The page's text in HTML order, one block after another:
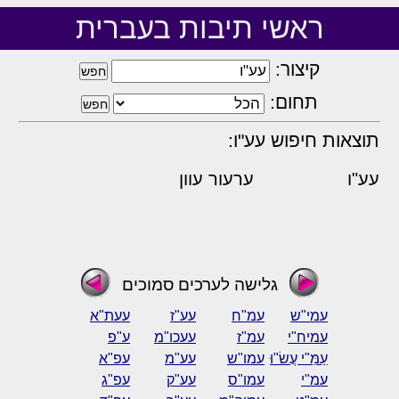
ראשי תיבות בעברית
קיצור:
תחום:
תוצאות חיפוש עע"ו:
עע"ו ערעור עוון
גלישה לערכים סמוכים
עמי"ש עמ"ח עע"ז
עעת"א
עמיח"י
עמ"ז עעכו"מ
ע"פ
עַמִּ"י עֲשׂ"וּ עמו"ש עע"מ
עפ"א
עמ"י
עמו"ס עע"ק
עפ"ג